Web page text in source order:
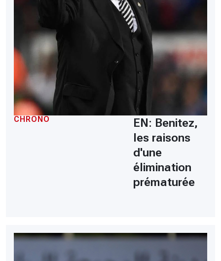
CHRONO
EN: Benitez,
les raisons
d'une
élimination
prématurée